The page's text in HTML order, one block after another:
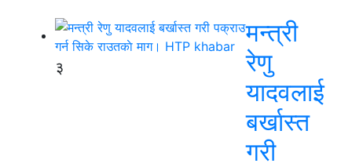
३
मन्त्री
रेणु
यादवलाई
बर्खास्त
गरी